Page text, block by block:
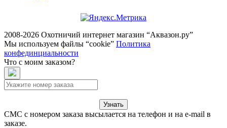
2008-2026 Охотничий интернет магазин “Аквазон.ру”
Мы используем файлы “cookie” Политика
конфединциальности
Что с моим заказом?
Узнать
СМС с номером заказа высылается на телефон и на e-mail в
заказе.